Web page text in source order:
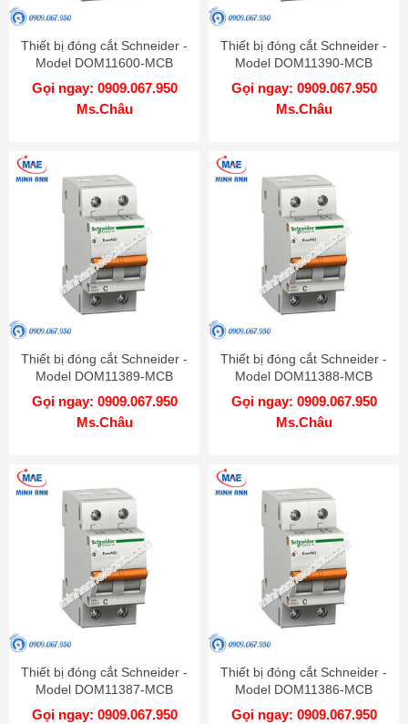
Thiết bị đóng cắt Schneider -
Model DOM11600-MCB
Gọi ngay: 0909.067.950
Ms.Châu
Thiết bị đóng cắt Schneider -
Model DOM11390-MCB
Gọi ngay: 0909.067.950
Ms.Châu
Thiết bị đóng cắt Schneider -
Model DOM11389-MCB
Gọi ngay: 0909.067.950
Ms.Châu
Thiết bị đóng cắt Schneider -
Model DOM11388-MCB
Gọi ngay: 0909.067.950
Ms.Châu
Thiết bị đóng cắt Schneider -
Model DOM11387-MCB
Gọi ngay: 0909.067.950
Thiết bị đóng cắt Schneider -
Model DOM11386-MCB
Gọi ngay: 0909.067.950